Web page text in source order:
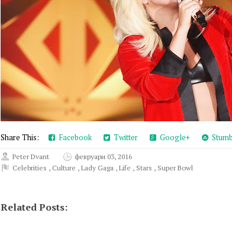
Share This: Facebook Twitter Google+
Peter Dvant
февруари 03, 2016
Celebrities , Culture , Lady Gaga , Life , Stars , Super Bowl
Related Posts: